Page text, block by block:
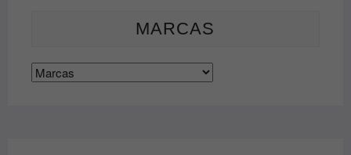
la
de
MARCAS